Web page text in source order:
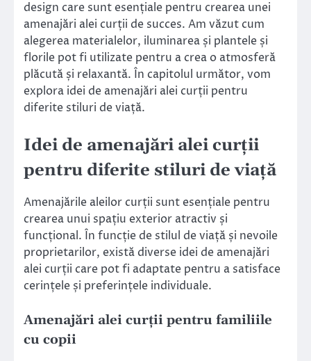
design care sunt esențiale pentru crearea unei
amenajări alei curții de succes. Am văzut cum
alegerea materialelor, iluminarea și plantele și
florile pot fi utilizate pentru a crea o atmosferă
plăcută și relaxantă. În capitolul următor, vom
explora idei de amenajări alei curții pentru
diferite stiluri de viață.
Idei de amenajări alei curții
pentru diferite stiluri de viață
Amenajările aleilor curții sunt esențiale pentru
crearea unui spațiu exterior atractiv și
funcțional. În funcție de stilul de viață și nevoile
proprietarilor, există diverse idei de amenajări
alei curții care pot fi adaptate pentru a satisface
cerințele și preferințele individuale.
Amenajări alei curții pentru familiile
cu copii